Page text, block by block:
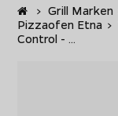
Startseite
> Grill Marken
Pizzaofen Etna >
Control - ...